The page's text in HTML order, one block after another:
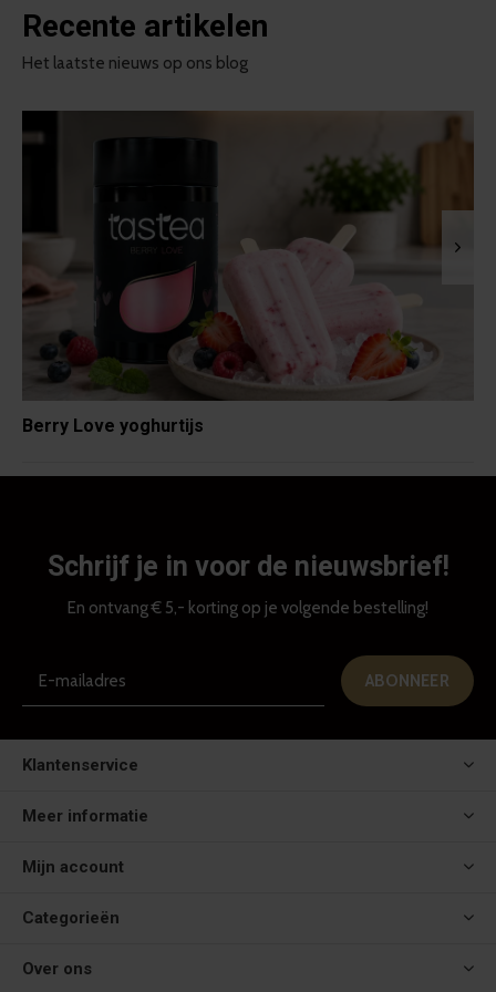
Recente artikelen
Het laatste nieuws op ons blog
Berry Love yoghurtijs
Schrijf je in voor de nieuwsbrief!
En ontvang € 5,- korting op je volgende bestelling!
ABONNEER
Klantenservice
Meer informatie
Mijn account
Categorieën
Over ons